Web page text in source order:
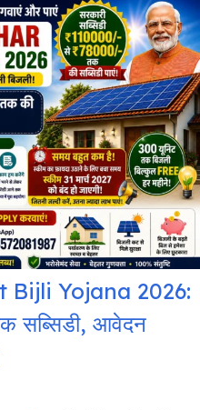
Bijli Yojana 2026:
सब्सिडी, आवेदन